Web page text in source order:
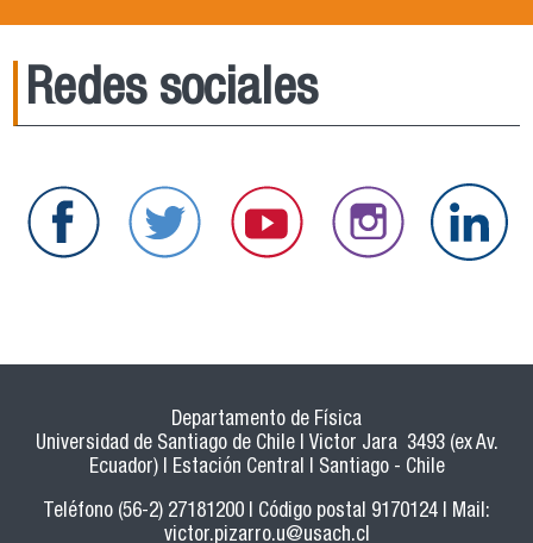
Redes sociales
Departamento de Física
Universidad de Santiago de Chile | Victor Jara 3493 (ex Av.
Ecuador) | Estación Central | Santiago - Chile
Teléfono (56-2) 27181200 | Código postal 9170124 | Mail:
victor.pizarro.u@usach.cl